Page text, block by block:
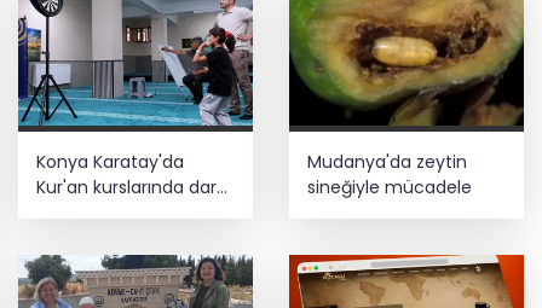
Konya Karatay'da
Kur'an kurslarında dart
turnuvası heyecanı
Mudanya'da zeytin
sineğiyle mücadele